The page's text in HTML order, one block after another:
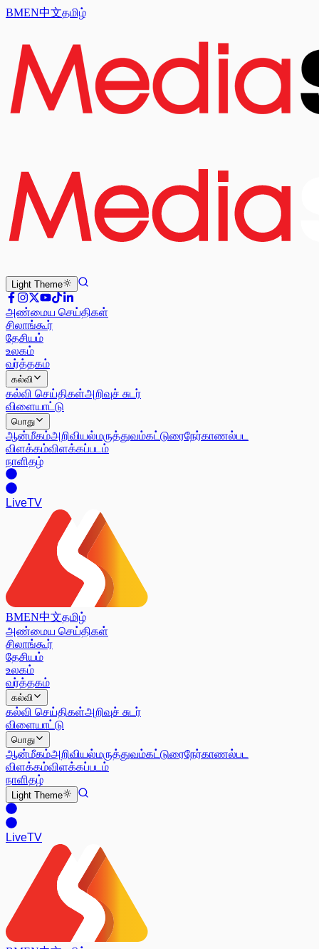
BMEN中文தமிழ்
Light Theme
அண்மைய செய்திகள்
சிலாங்கூர்
தேசியம்
உலகம்
வர்த்தகம்
கல்வி
கல்வி செய்திகள்அறிவுச் சுடர்
விளையாட்டு
பொது
ஆன்மீகம்அறிவியல்மருத்துவம்கட்டுரைநேர்காணல்பட
விளக்கம்விளக்கப்படம்
நாளிதழ்
LiveTV
BMEN中文தமிழ்
அண்மைய செய்திகள்
சிலாங்கூர்
தேசியம்
உலகம்
வர்த்தகம்
கல்வி
கல்வி செய்திகள்அறிவுச் சுடர்
விளையாட்டு
பொது
ஆன்மீகம்அறிவியல்மருத்துவம்கட்டுரைநேர்காணல்பட
விளக்கம்விளக்கப்படம்
நாளிதழ்
Light Theme
LiveTV